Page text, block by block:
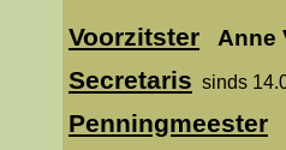
Voorzitster Anne
Secretaris sinds
Penningmeester